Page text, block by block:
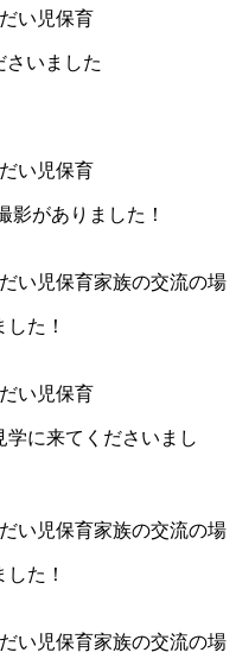
い児保育
さいました
い児保育
影がありました！
い児保育家族の交流の場
た！
い児保育
に来てくださいまし
い児保育家族の交流の場
た！
い児保育家族の交流の場